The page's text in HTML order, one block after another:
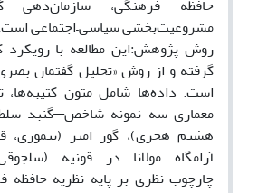
حافظه فرهنگی، سازمان‌دهی
مشروعیت‌بخشی سیاسی–اجتماعی
روش پژوهش:این مطالعه با رویکرد
گرفته و از روش «تحلیل گفتمان
است. داده‌ها شامل متون کتیبه‌ها،
معماری سه نمونه شاخص—گنبد
هشتم هجری)، گور امیر
آرامگاه مولانا در قونیه
چارچوب نظری بر پایه نظریه حافظه